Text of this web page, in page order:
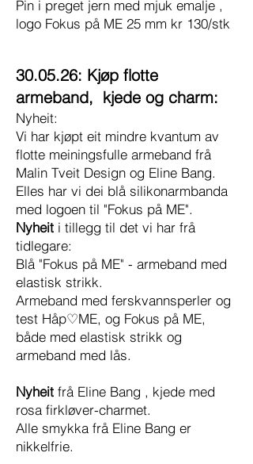
Pin i preget jern med mjuk emalje ,
logo Fokus på ME 25 mm kr 130/stk
30.05.26: Kjøp flotte
armeband, kjede og charm:
Nyheit:
Vi har kjøpt eit mindre kvantum av
flotte meiningsfulle armeband frå
Malin Tveit Design og Eline Bang.
Elles har vi dei blå silikonarmbanda
med logoen til "Fokus på ME".
Nyheit i tillegg til det vi har frå
tidlegare:
Blå "Fokus på ME" - armeband med
elastisk strikk.
Armeband med ferskvannsperler og
test Håp♡ME, og Fokus på ME,
både med elastisk strikk og
armeband med lås.
Nyheit frå Eline Bang , kjede med
rosa firkløver-charmet.
Alle smykka frå Eline Bang er
nikkelfrie.